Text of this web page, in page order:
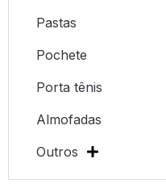
Pastas
Pochete
Porta tênis
Almofadas
Outros